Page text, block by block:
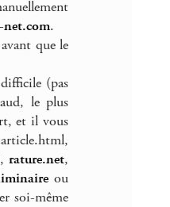
.
que le
(pas
le plus
et il vous
rature.net,
ou
soi-même